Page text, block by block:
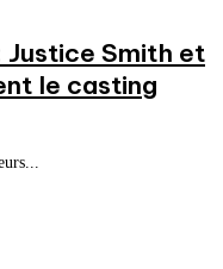
Justice Smith et
le casting